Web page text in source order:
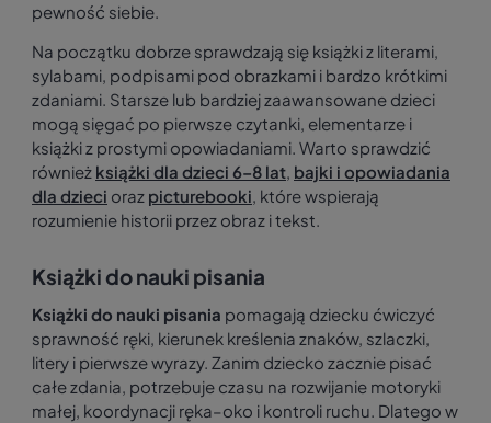
pewność siebie.
Na początku dobrze sprawdzają się książki z literami,
sylabami, podpisami pod obrazkami i bardzo krótkimi
zdaniami. Starsze lub bardziej zaawansowane dzieci
mogą sięgać po pierwsze czytanki, elementarze i
książki z prostymi opowiadaniami. Warto sprawdzić
również książki dla dzieci 6–8 lat, bajki i opowiadania
dla dzieci oraz picturebooki, które wspierają
rozumienie historii przez obraz i tekst.
Książki do nauki pisania
Książki do nauki pisania pomagają dziecku ćwiczyć
sprawność ręki, kierunek kreślenia znaków, szlaczki,
litery i pierwsze wyrazy. Zanim dziecko zacznie pisać
całe zdania, potrzebuje czasu na rozwijanie motoryki
małej, koordynacji ręka–oko i kontroli ruchu. Dlatego w